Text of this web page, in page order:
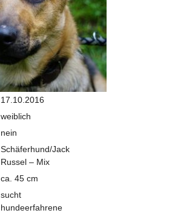
17.10.2016
weiblich
nein
Schäferhund/Jack
Russel – Mix
ca. 45 cm
sucht
hundeerfahrene